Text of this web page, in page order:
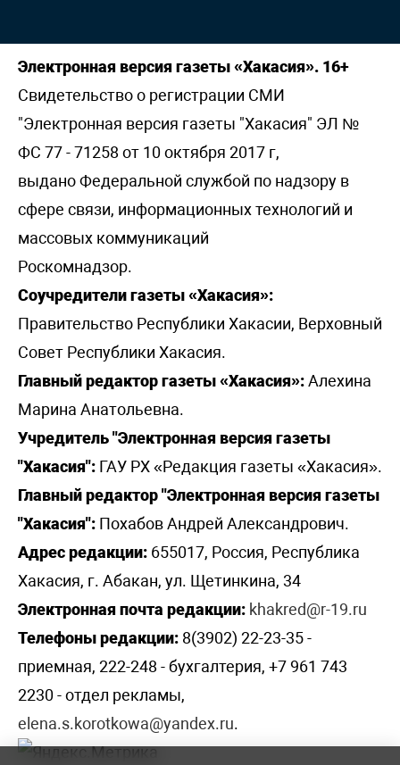
Электронная версия газеты «Хакасия». 16+
Свидетельство о регистрации СМИ
"Электронная версия газеты "Хакасия" ЭЛ №
ФС 77 - 71258 от 10 октября 2017 г,
выдано Федеральной службой по надзору в
сфере связи, информационных технологий и
массовых коммуникаций
Роскомнадзор.
Соучредители газеты «Хакасия»:
Правительство Республики Хакасии, Верховный
Совет Республики Хакасия.
Главный редактор газеты «Хакасия»:Алехина
Марина Анатольевна.
Учредитель "Электронная версия газеты
"Хакасия": ГАУ РХ «Редакция газеты «Хакасия».
Главный редактор "Электронная версия газеты
"Хакасия": Похабов Андрей Александрович.
Адрес редакции: 655017, Россия, Республика
Хакасия, г. Абакан, ул. Щетинкина, 34
Электронная почта редакции: khakred@r-19.ru
Телефоны редакции: 8(3902) 22-23-35 -
приемная, 222-248 - бухгалтерия, +7 961 743
2230 - отдел рекламы,
elena.s.korotkowa@yandex.ru.